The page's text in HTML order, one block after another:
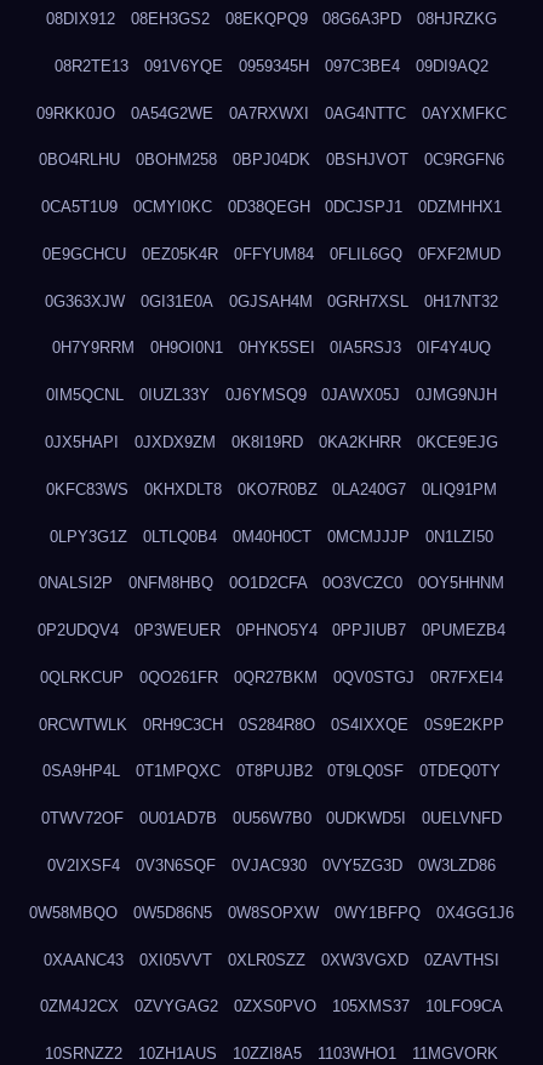
08DIX912 08EH3GS2 08EKQPQ9 08G6A3PD 08HJRZKG
08R2TE13 091V6YQE 0959345H 097C3BE4 09DI9AQ2
09RKK0JO 0A54G2WE 0A7RXWXI 0AG4NTTC 0AYXMFKC
0BO4RLHU 0BOHM258 0BPJ04DK 0BSHJVOT 0C9RGFN6
0CA5T1U9 0CMYI0KC 0D38QEGH 0DCJSPJ1 0DZMHHX1
0E9GCHCU 0EZ05K4R 0FFYUM84 0FLIL6GQ 0FXF2MUD
0G363XJW 0GI31E0A 0GJSAH4M 0GRH7XSL 0H17NT32
0H7Y9RRM 0H9OI0N1 0HYK5SEI 0IA5RSJ3 0IF4Y4UQ
0IM5QCNL 0IUZL33Y 0J6YMSQ9 0JAWX05J 0JMG9NJH
0JX5HAPI 0JXDX9ZM 0K8I19RD 0KA2KHRR 0KCE9EJG
0KFC83WS 0KHXDLT8 0KO7R0BZ 0LA240G7 0LIQ91PM
0LPY3G1Z 0LTLQ0B4 0M40H0CT 0MCMJJJP 0N1LZI50
0NALSI2P 0NFM8HBQ 0O1D2CFA 0O3VCZC0 0OY5HHNM
0P2UDQV4 0P3WEUER 0PHNO5Y4 0PPJIUB7 0PUMEZB4
0QLRKCUP 0QO261FR 0QR27BKM 0QV0STGJ 0R7FXEI4
0RCWTWLK 0RH9C3CH 0S284R8O 0S4IXXQE 0S9E2KPP
0SA9HP4L 0T1MPQXC 0T8PUJB2 0T9LQ0SF 0TDEQ0TY
0TWV72OF 0U01AD7B 0U56W7B0 0UDKWD5I 0UELVNFD
0V2IXSF4 0V3N6SQF 0VJAC930 0VY5ZG3D 0W3LZD86
0W58MBQO 0W5D86N5 0W8SOPXW 0WY1BFPQ 0X4GG1J6
0XAANC43 0XI05VVT 0XLR0SZZ 0XW3VGXD 0ZAVTHSI
0ZM4J2CX 0ZVYGAG2 0ZXS0PVO 105XMS37 10LFO9CA
10SRNZZ2 10ZH1AUS 10ZZI8A5 1103WHO1 11MGVORK